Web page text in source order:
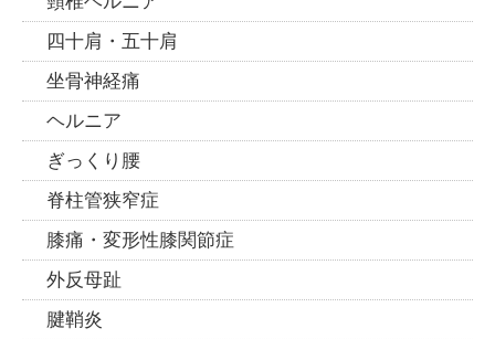
四十肩・五十肩
坐骨神経痛
ヘルニア
ぎっくり腰
脊柱管狭窄症
膝痛・変形性膝関節症
外反母趾
腱鞘炎